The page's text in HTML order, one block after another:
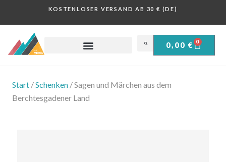
KOSTENLOSER VERSAND AB 30 € (DE)
0,00 € 0
Start /Schenken / Sagen und Märchen aus dem
Berchtesgadener Land